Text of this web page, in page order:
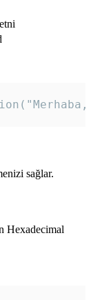
sağlar.
Hexadecimal